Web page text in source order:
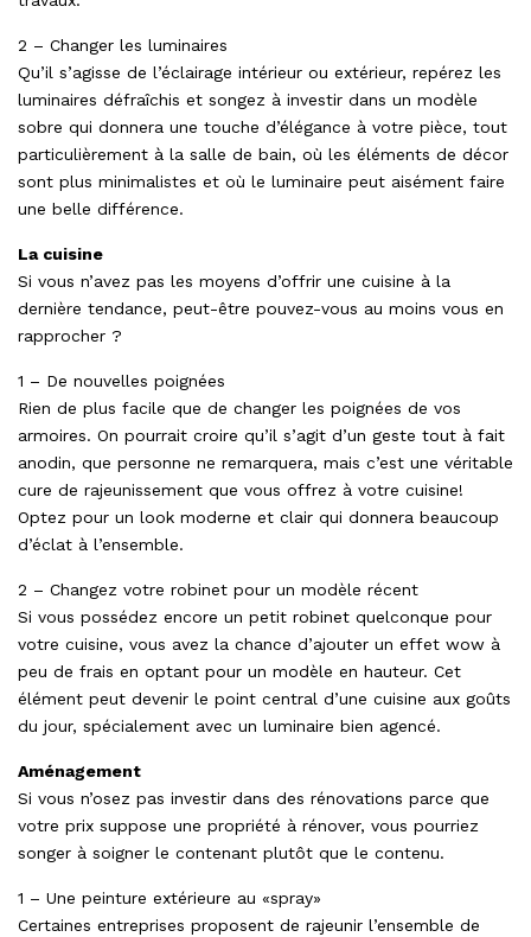
2 – Changer les luminaires
Qu’il s’agisse de l’éclairage intérieur ou extérieur, repérez les
luminaires défraîchis et songez à investir dans un modèle
sobre qui donnera une touche d’élégance à votre pièce, tout
particulièrement à la salle de bain, où les éléments de décor
sont plus minimalistes et où le luminaire peut aisément faire
une belle différence.
La cuisine
Si vous n’avez pas les moyens d’offrir une cuisine à la
dernière tendance, peut-être pouvez-vous au moins vous en
rapprocher ?
1 – De nouvelles poignées
Rien de plus facile que de changer les poignées de vos
armoires. On pourrait croire qu’il s’agit d’un geste tout à fait
anodin, que personne ne remarquera, mais c’est une véritable
cure de rajeunissement que vous offrez à votre cuisine!
Optez pour un look moderne et clair qui donnera beaucoup
d’éclat à l’ensemble.
2 – Changez votre robinet pour un modèle récent
Si vous possédez encore un petit robinet quelconque pour
votre cuisine, vous avez la chance d’ajouter un effet wow à
peu de frais en optant pour un modèle en hauteur. Cet
élément peut devenir le point central d’une cuisine aux goûts
du jour, spécialement avec un luminaire bien agencé.
Aménagement
Si vous n’osez pas investir dans des rénovations parce que
votre prix suppose une propriété à rénover, vous pourriez
songer à soigner le contenant plutôt que le contenu.
1 – Une peinture extérieure au «spray»
Certaines entreprises proposent de rajeunir l’ensemble de